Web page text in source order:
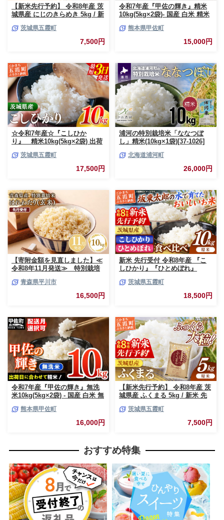
【新米先行予約】 令和8年産 茨
城県産 にじのきらめき 5kg / 新
お米 精米 旨味 安心 美味しい
茨城県五霞町
7,500円
令和7年産『甲佐の輝き』精米
10kg(5kg×2袋)- 国産 白米 精米
あり 厳選 マイスター 生活応援
ひのひかり 森のくまさん おす
すめ 熊本県 甲佐町【価格改定
熊本県甲佐町
15,000円
☆令和7年産☆『こしひか
り』 精米10kg(5kg×2袋) 出荷
米 お米 10kg コメ こめ 人気 銘
柄 家計応援 中山産業 家庭用 茨
城県産 茨城県 五霞町【価格変
茨城県五霞町
17,500円
浦河の特別栽培米「ななつぼ
し」精米(10kg×1袋)[37-1026]
北海道浦河町
26,000円
【寄附金額を見直しました】≪
令和8年11月発送≫ 特別栽培
県 平川市】
青森県平川市
16,500円
新米 先行受付 令和8年産 『こ
しひかり』『ひとめぼれ』
白米 コメ こめ 食べ比べセット
コシヒカリ ひとめぼれ 先行予
約 2026年 人気 家計応援 単一米
茨城県五霞町
18,500円
令和7年産『甲佐の輝き』無洗
米10kg(5kg×2袋) - 国産 白米 無
米 訳あり 厳選 マイスター 生活
応援 ひのひかり 森のくまさん
おすすめ 熊本県 甲佐町【価格
熊本県甲佐町
16,000円
【新米先行予約】 令和8年産 茨
城県産 ふくまる 5kg / 新米 先
精米 特A米 特A 特A評価 旨味
安心 美味しい 茨城県 五霞町
茨城県五霞町
7,500円
おすすめ特集